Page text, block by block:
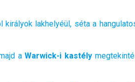
lakhelyéül, séta a
aWarwick-i kastély